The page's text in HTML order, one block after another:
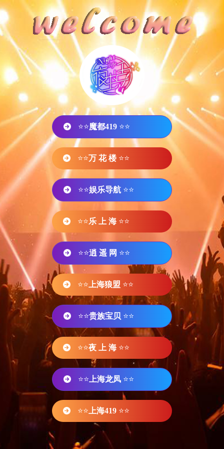
⭐⭐魔都419 ⭐⭐
⭐⭐万 花 楼 ⭐⭐
⭐⭐娱乐导航 ⭐⭐
⭐⭐乐 上 海 ⭐⭐
⭐⭐逍 遥 网 ⭐⭐
⭐⭐ 上海狼盟 ⭐⭐
⭐⭐贵族宝贝 ⭐⭐
⭐⭐夜 上 海 ⭐⭐
⭐⭐ 上海龙凤 ⭐⭐
⭐⭐ 上海419 ⭐⭐